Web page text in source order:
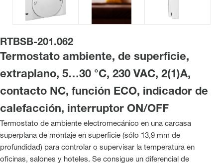
RTBSB-201.062
Termostato ambiente, de superficie,
extraplano, 5…30 °C, 230 VAC, 2(1)A,
contacto NC, función ECO, indicador de
calefacción, interruptor ON/OFF
Termostato de ambiente electromecánico en una carcasa
superplana de montaje en superficie (sólo 13,9 mm de
profundidad) para controlar o supervisar la temperatura en
oficinas, salones y hoteles. Se consigue un diferencial de